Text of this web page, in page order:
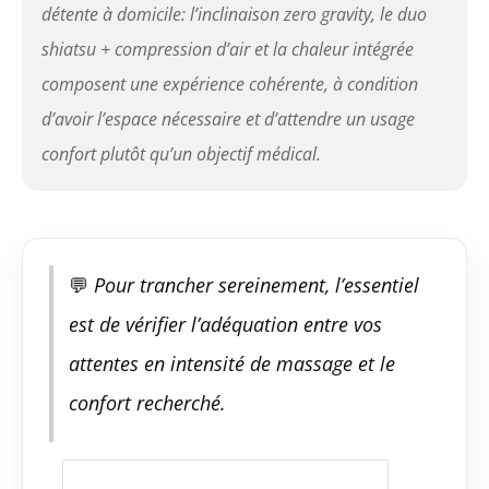
ou après un exercice sportif intense.
Design du fauteuil moderne et élégant
qui s'adapte à presque tous types de
décorations, garantie officielle et
assistance technique suivie par notre
détente à domicile: l’inclinaison zero gravity, le duo
shiatsu + compression d’air et la chaleur intégrée
composent une expérience cohérente, à condition
d’avoir l’espace nécessaire et d’attendre un usage
confort plutôt qu’un objectif médical.
💬 Pour trancher sereinement, l’essentiel
est de vérifier l’adéquation entre vos
attentes en intensité de massage et le
confort recherché.